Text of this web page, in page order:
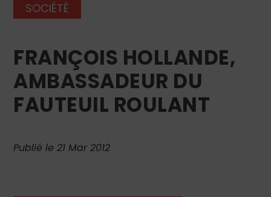
SOCIÉTÉ
FRANÇOIS HOLLANDE,
AMBASSADEUR DU
FAUTEUIL ROULANT
Publié le 21 Mar 2012